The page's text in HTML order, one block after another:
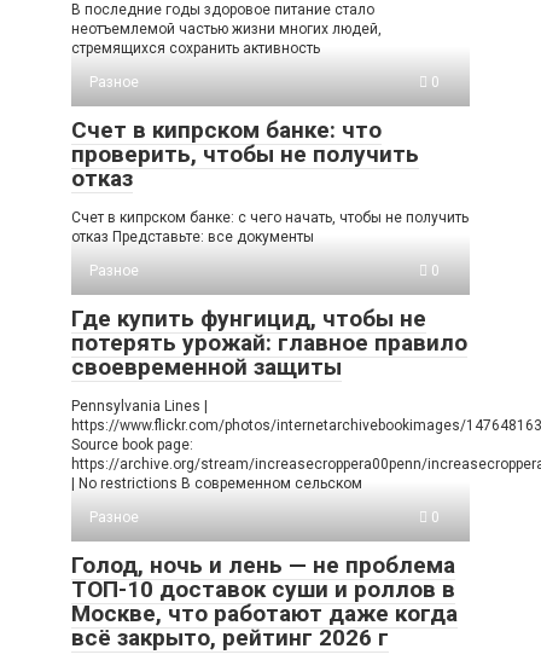
В последние годы здоровое питание стало
неотъемлемой частью жизни многих людей,
стремящихся сохранить активность
Разное
0
Счет в кипрском банке: что
проверить, чтобы не получить
отказ
Счет в кипрском банке: с чего начать, чтобы не получить
отказ Представьте: все документы
Разное
0
Где купить фунгицид, чтобы не
потерять урожай: главное правило
своевременной защиты
Pennsylvania Lines |
https://www.flickr.com/photos/internetarchivebookimages/
Source book page:
https://archive.org/stream/increasecroppera00penn/
| No restrictions В современном сельском
Разное
0
Голод, ночь и лень — не проблема
ТОП-10 доставок суши и роллов в
Москве, что работают даже когда
всё закрыто, рейтинг 2026 г